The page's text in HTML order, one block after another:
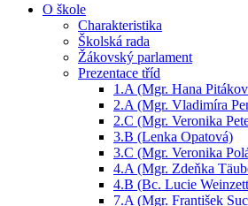
O škole
Charakteristika
Školská rada
Žákovský parlament
Prezentace tříd
1.A (Mgr. Hana
2.A (Mgr. Vladimíra
2.C (Mgr. Veronika
3.B (Lenka Opatová)
3.C (Mgr. Veronika
4.A (Mgr. Zdeňka
4.B (Bc. Lucie
7.A (Mgr. František